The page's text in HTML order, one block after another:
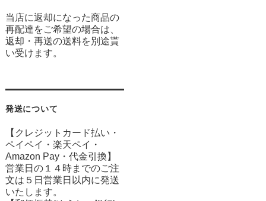
当店に返却になった商品の
再配達をご希望の場合は、
返却・再送の送料を別途貰
い受けます。
発送について
【クレジットカード払い・
ペイペイ・楽天ペイ・
Amazon Pay・ 代金引換】
営業日の１４時までのご注
文は５日営業日以内に発送
いたします。